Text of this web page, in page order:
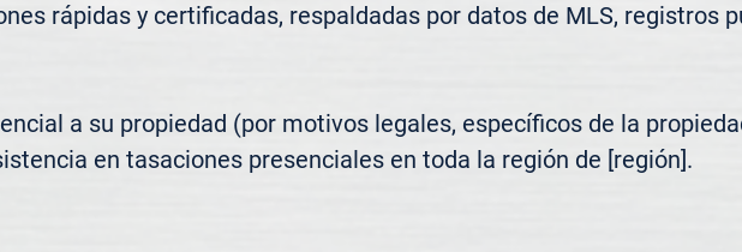
rápidas y certificadas, respaldadas por datos de MLS, registros
a su propiedad (por motivos legales, específicos de la
en tasaciones presenciales en toda la región de [región].